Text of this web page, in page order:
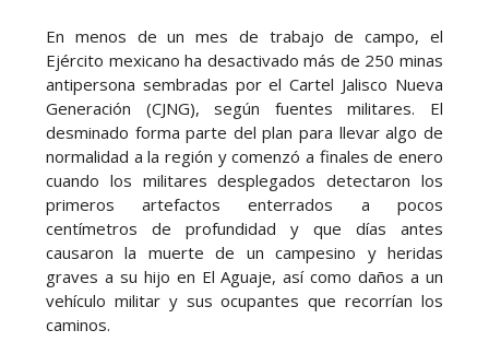
En menos de un mes de trabajo de campo, el
Ejército mexicano ha desactivado más de 250 minas
antipersona sembradas por el Cartel Jalisco Nueva
Generación (CJNG), según fuentes militares. El
desminado forma parte del plan para llevar algo de
normalidad a la región y comenzó a finales de enero
cuando los militares desplegados detectaron los
primeros artefactos enterrados a pocos
centímetros de profundidad y que días antes
causaron la muerte de un campesino y heridas
graves a su hijo en El Aguaje, así como daños a un
vehículo militar y sus ocupantes que recorrían los
caminos.